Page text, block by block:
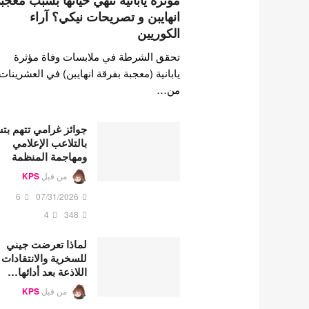
انهايبن و تصريحات نيكي؟ آراء
الكوريين
تحقق الشرطة في ملابسات وفاة مؤثرة
يابانية (معجبة بفرقة انهايبن) في العشرينات
من…
جوائز غرامي تتهم
بالتلاعب الإعلامي
ومهاجمة المنظمة
من قبل KPS
07/31/2026
6
348
4
لماذا تعرضت جيني
للسخرية والانتقادات
اللاذعة بعد أدائها…
من قبل KPS